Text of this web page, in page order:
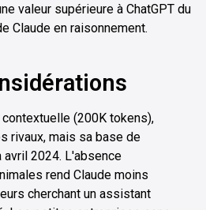
valeur supérieure à ChatGPT du
Claude en raisonnement.
(200K tokens),
rivaux, mais sa base de
2024. L'absence
rend Claude moins
cherchant un assistant